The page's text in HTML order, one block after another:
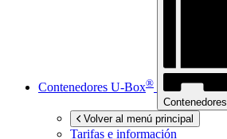
Contenedores U-Box®
Contenedores
Volver al menú principal
Tarifas e información